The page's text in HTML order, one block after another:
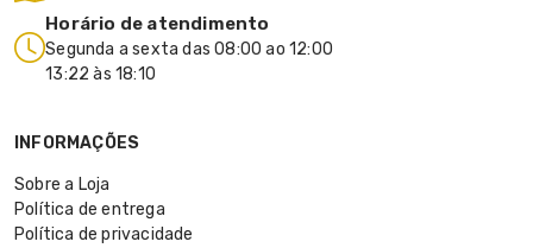
Horário de atendimento
Segunda a sexta das 08:00 ao 12:00
13:22 às 18:10
INFORMAÇÕES
Sobre a Loja
Política de entrega
Política de privacidade